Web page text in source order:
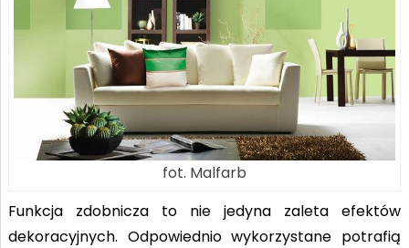
fot. Malfarb
Funkcja zdobnicza to nie jedyna zaleta efektów
dekoracyjnych. Odpowiednio wykorzystane potrafią